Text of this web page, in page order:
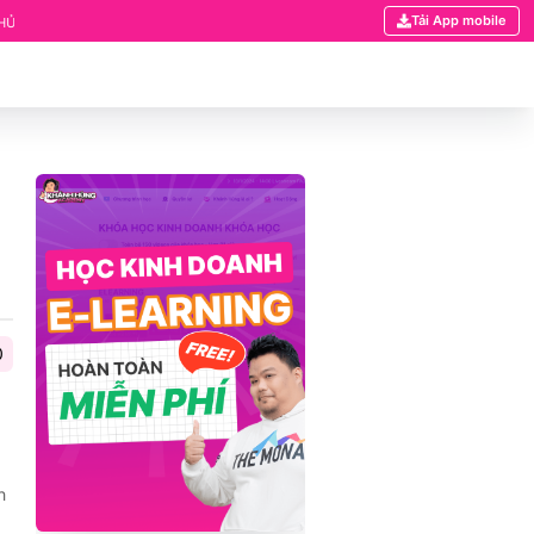
NĂNG PHÂN QUYỀN TÀI LIỆU ĐÃ CÓ MẶT TRÊN HỆ THỐNG KHÓA HỌC CỦA
Tải App mobile